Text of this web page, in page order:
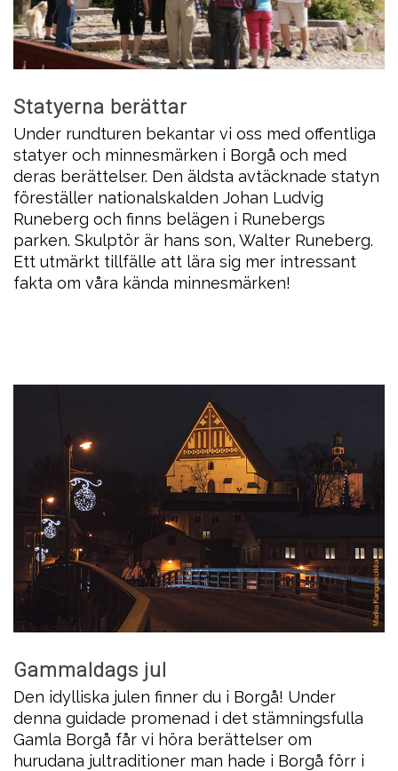
Statyerna berättar
Under rundturen bekantar vi oss med offentliga
statyer och minnesmärken i Borgå och med
deras berättelser. Den äldsta avtäcknade statyn
föreställer nationalskalden Johan Ludvig
Runeberg och finns belägen i Runebergs
parken. Skulptör är hans son, Walter Runeberg.
Ett utmärkt tillfälle att lära sig mer intressant
fakta om våra kända minnesmärken!
Gammaldags jul
Den idylliska julen finner du i Borgå! Under
denna guidade promenad i det stämningsfulla
Gamla Borgå får vi höra berättelser om
hurudana jultraditioner man hade i Borgå förr i